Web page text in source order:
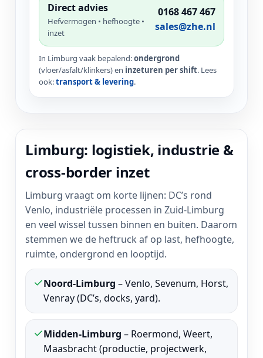
Direct advies
Hefvermogen • hefhoogte •
inzet
0168 467 467
sales@zhe.nl
In Limburg vaak bepalend:ondergrond
(vloer/asfalt/klinkers) en inzeturen per shift. Lees
ook:transport & levering.
Limburg: logistiek, industrie &
cross-border inzet
Limburg vraagt om korte lijnen: DC’s rond
Venlo, industriële processen in Zuid-Limburg
en veel wissel tussen binnen en buiten. Daarom
stemmen we de heftruck af op last, hefhoogte,
ruimte, ondergrond en looptijd.
Noord-Limburg – Venlo, Sevenum, Horst,
Venray (DC’s, docks, yard).
Midden-Limburg – Roermond, Weert,
Maasbracht (productie, projectwerk,